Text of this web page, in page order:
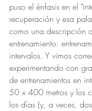
puso el énfasis en el
recuperación y esa
como una descripción
entrenamiento:
intervalos. Y vimos
experimentando con
de entrenamientos en
50 x 400 metros y los
los días (y, a veces,